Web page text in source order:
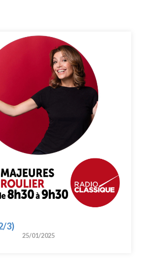
3)
25/01/2025